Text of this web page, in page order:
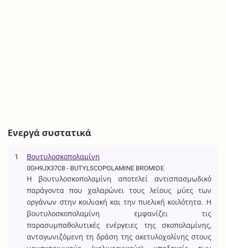
Ενεργά συστατικά
1 Βουτυλοσκοπολαμίνη
0GH9JX37C8 - BUTYLSCOPOLAMINE BROMIDE
Η βουτυλοσκοπολαμίνη αποτελεί αντισπασμωδικό
παράγοντα που χαλαρώνει τους λείους μύες των
οργάνων στην κοιλιακή και την πυελική κοιλότητα. Η
βουτυλοσκοπολαμίνη εμφανίζει τις
παρασυμπαθολυτικές ενέργειες της σκοπολαμίνης,
ανταγωνιζόμενη τη δράση της ακετυλοχολίνης στους